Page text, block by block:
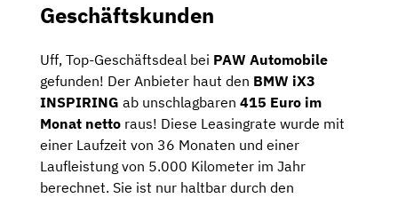
Geschäftskunden
Uff, Top-Geschäftsdeal bei PAW Automobile
gefunden! Der Anbieter haut den BMW iX3
INSPIRING ab unschlagbaren 415 Euro im
Monat netto raus! Diese Leasingrate wurde mit
einer Laufzeit von 36 Monaten und einer
Laufleistung von 5.000 Kilometer im Jahr
berechnet. Sie ist nur haltbar durch den